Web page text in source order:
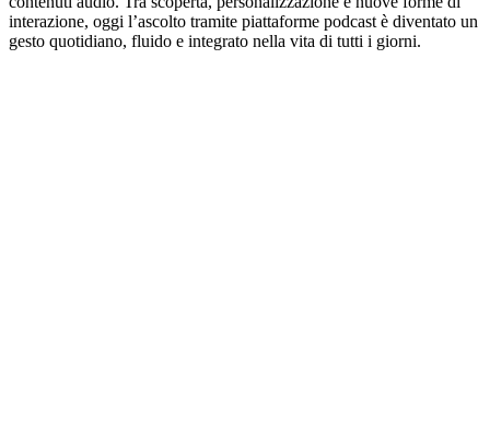
interazione, oggi l’ascolto tramite piattaforme podcast è diventato un
gesto quotidiano, fluido e integrato nella vita di tutti i giorni.